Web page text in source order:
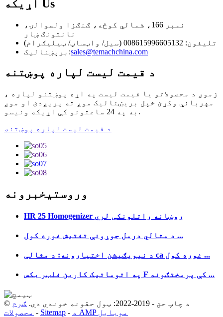
اړیکه Us
نمبر 166، شمالي کوڅه، ګنګزا ولسوالۍ،
نانتونګ ښار
تلیفون: 008615996605132 (سیل/ واټساپ/ ټیلیګرام)
برېښناليک:sales@temachchina.com
د قیمت لیست لپاره پوښتنه
زموږ د محصولاتو یا قیمت لیست په اړه پوښتنو لپاره ،
مهرباني وکړئ خپل بریښنالیک موږ ته پریږدئ او موږ
به په 24 ساعتونو کې اړیکه ونیسو.
د قیمت لیست لپاره پوښتنه
وروستیخبرونه
HR 25 Homogenizer روښانه راتلونکی لري
د مثالي درمل جوړونې تفتیش غوره کول ...
د نیویګیشن اختیارونه: د مثالی ca غوره کول ...
په اتوماتیک کاربن فلټر بکس F کې پرمختګونه ...
© د چاپ حق - 2019-2022: ټول حقونه خوندي دي.
ګرم
محصولات - Sitemap -
د AMP موبایل